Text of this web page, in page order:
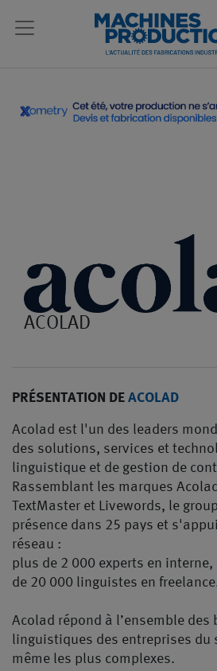
ACOLAD
PRÉSENTATION DE ACOLAD
Acolad est l'un des leaders
des solutions, services et
linguistique et de gestion de
Rassemblant les marques
TextMaster et Livewords, le
présence dans 25 pays et
réseau :
plus de 2 000 experts en
de 20 000 linguistes en
Acolad répond à l’ensemble des
linguistiques des entreprises du
même les plus complexes.